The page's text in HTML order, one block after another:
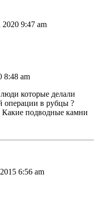
9:47 am
8:48 am
которые делали
операции в рубцы ?
Какие подводные камни
6:56 am